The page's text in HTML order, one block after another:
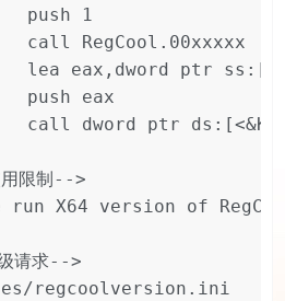
push 1
call RegCool.00xxxxx
lea eax,dword ptr
push eax
call dword ptr
限制-->
run X64 version of
请求-->
regcoolversion.ini   //